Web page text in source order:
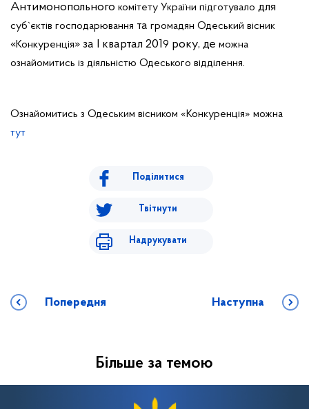
Антимонопольного комітету України підготувало для
суб`єктів господарювання та громадян Одеський вісник
«Конкуренція» за I квартал 2019 року, де можна
ознайомитись із діяльністю Одеського відділення.
Ознайомитись з Одеським вісником «Конкуренція» можна
тут
Поділитися
Твітнути
Надрукувати
Попередня Наступна
Більше за темою